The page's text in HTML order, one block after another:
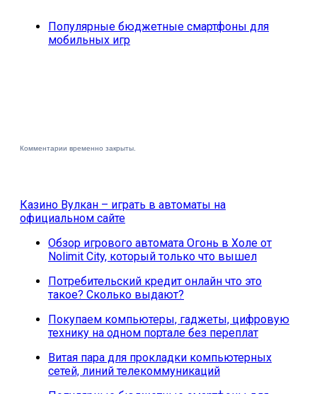
Популярные бюджетные смартфоны для
мобильных игр
Комментарии временно закрыты.
Казино Вулкан – играть в автоматы на
официальном сайте
Обзор игрового автомата Огонь в Холе от
Nolimit City, который только что вышел
Потребительский кредит онлайн что это
такое? Сколько выдают?
Покупаем компьютеры, гаджеты, цифровую
технику на одном портале без переплат
Витая пара для прокладки компьютерных
сетей, линий телекоммуникаций